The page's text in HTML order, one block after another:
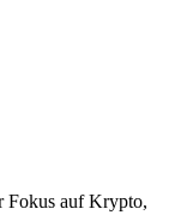
Fokus auf Krypto,